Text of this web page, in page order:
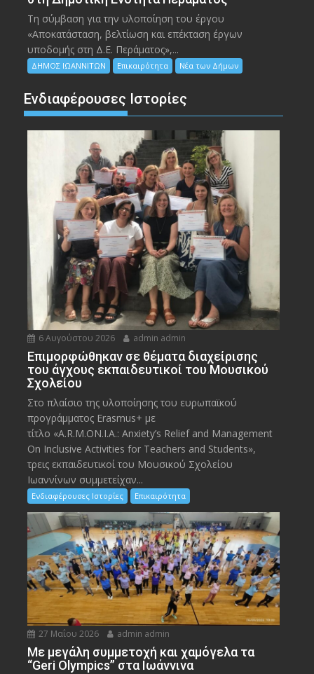
Τη σύμβαση για την υλοποίηση του έργου
«Αποκατάσταση, βελτίωση και επέκταση έργων
υποδομής στη Δ.Ε. Περάματος»,...
ΔΗΜΟΣ ΙΩΑΝΝΙΤΩΝ Επικαιρότητα Νέα των Δήμων
Ενδιαφέρουσες Ιστορίες
6 Αυγούστου 2026 admin admin
Eπιμορφώθηκαν σε θέματα διαχείρισης
του άγχους εκπαιδευτικοί του Μουσικού
Σχολείου
Στο πλαίσιο της υλοποίησης του ευρωπαϊκού
προγράμματος Erasmus+ με
τίτλο «A.R.M.ON.I.A.: Anxiety’s Relief and Management
On Inclusive Activities for Teachers and Students»,
τρεις εκπαιδευτικοί του Μουσικού Σχολείου
Ιωαννίνων συμμετείχαν...
Ενδιαφέρουσες Ιστορίες Επικαιρότητα
27 Μαΐου 2026 admin admin
Με μεγάλη συμμετοχή και χαμόγελα τα
“Geri Olympics” στα Ιωάννινα